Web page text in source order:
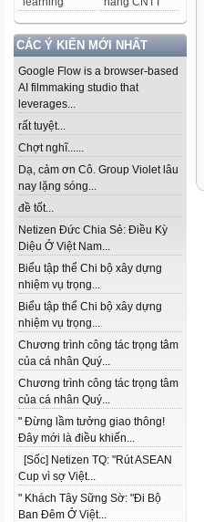
CÁC Ý KIẾN MỚI NHẤT
Google Flow is a browser-based
AI filmmaking studio that
leverages...
rất tuyệt...
Chợt nghĩ......
Dạ, cảm ơn Cô. Group Violet lâu
nay lặng sóng...
đề tốt...
Netizen Đức Chia Sẻ: Điều Kỳ
Diệu Ở Việt Nam...
Biểu tập thể Chi bộ xây dựng
nhiệm vụ trọng...
Biểu tập thể Chi bộ xây dựng
nhiệm vụ trọng...
Chương trình công tác trọng tâm
của cá nhân Quý...
Chương trình công tác trọng tâm
của cá nhân Quý...
" Đừng lầm tưởng giao thông!
Đây mới là điều khiến...
[Sốc] Netizen TQ: "Rút ASEAN
Cup vì sợ Việt...
" Khách Tây Sững Sờ: "Đi Bộ
Ban Đêm Ở Việt...